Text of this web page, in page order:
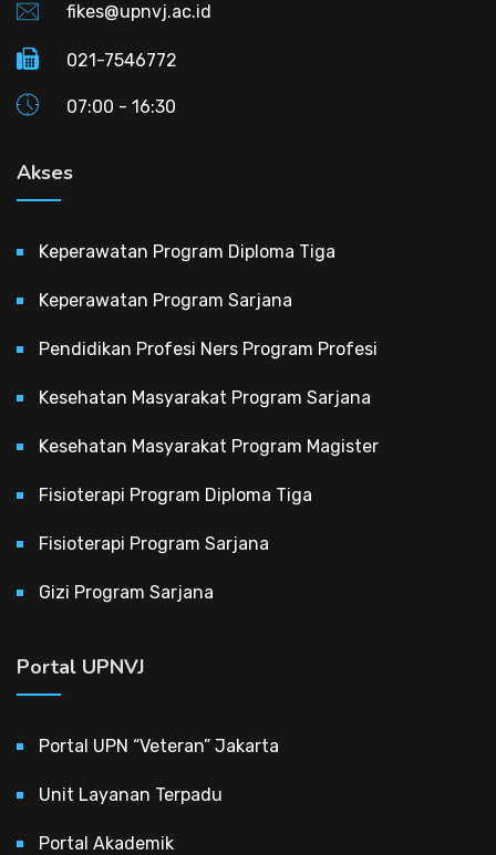
fikes@upnvj.ac.id
021-7546772
07:00 - 16:30
Akses
Keperawatan Program Diploma Tiga
Keperawatan Program Sarjana
Pendidikan Profesi Ners Program Profesi
Kesehatan Masyarakat Program Sarjana
Kesehatan Masyarakat Program Magister
Fisioterapi Program Diploma Tiga
Fisioterapi Program Sarjana
Gizi Program Sarjana
Portal UPNVJ
Portal UPN “Veteran” Jakarta
Unit Layanan Terpadu
Portal Akademik